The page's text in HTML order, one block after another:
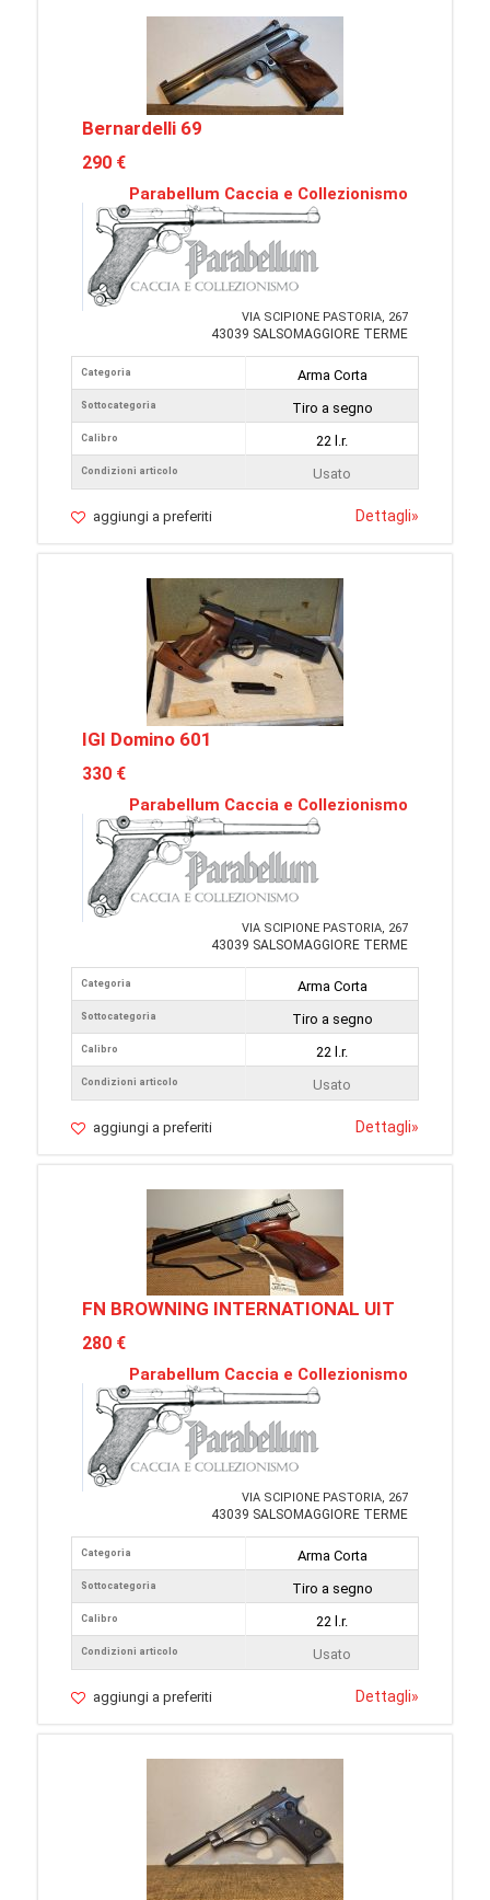
Bernardelli 69
290 €
Parabellum Caccia e Collezionismo
VIA SCIPIONE PASTORIA, 267
43039 SALSOMAGGIORE TERME
Categoria
Sottocategoria
Calibro
Condizioni articolo
Arma Corta
Tiro a segno
22 l.r.
Usato
aggiungi a preferiti Dettagli»
IGI Domino 601
330 €
Parabellum Caccia e Collezionismo
VIA SCIPIONE PASTORIA, 267
43039 SALSOMAGGIORE TERME
Categoria
Sottocategoria
Calibro
Condizioni articolo
Arma Corta
Tiro a segno
22 l.r.
Usato
aggiungi a preferiti Dettagli»
FN BROWNING INTERNATIONAL UIT
280 €
Parabellum Caccia e Collezionismo
VIA SCIPIONE PASTORIA, 267
43039 SALSOMAGGIORE TERME
Categoria
Sottocategoria
Calibro
Condizioni articolo
Arma Corta
Tiro a segno
22 l.r.
Usato
aggiungi a preferiti Dettagli»